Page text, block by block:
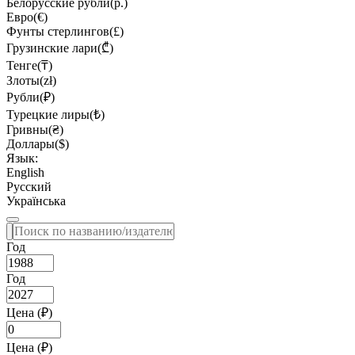
Белорусские рубли(р.)
Евро(€)
Фунты стерлингов(£)
Грузинские лари(₾)
Тенге(₸)
Злоты(zł)
Рубли(₽)
Турецкие лиры(₺)
Гривны(₴)
Доллары($)
Язык:
English
Русский
Українська
Год
Год
Цена (₽)
Цена (₽)